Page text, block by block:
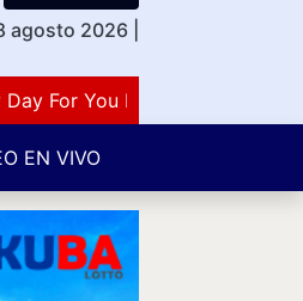
agosto 2026
For You Lovers Of Number
EN VIVO